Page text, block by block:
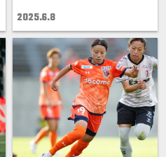
2025.6.8